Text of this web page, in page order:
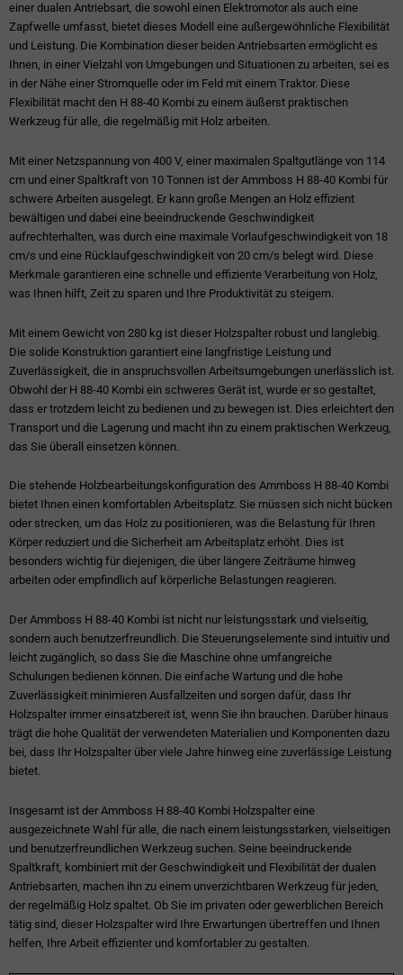
einer dualen Antriebsart, die sowohl einen Elektromotor als auch eine
Zapfwelle umfasst, bietet dieses Modell eine außergewöhnliche Flexibilität
und Leistung. Die Kombination dieser beiden Antriebsarten ermöglicht es
Ihnen, in einer Vielzahl von Umgebungen und Situationen zu arbeiten, sei es
in der Nähe einer Stromquelle oder im Feld mit einem Traktor. Diese
Flexibilität macht den H 88-40 Kombi zu einem äußerst praktischen
Werkzeug für alle, die regelmäßig mit Holz arbeiten.
Mit einer Netzspannung von 400 V, einer maximalen Spaltgutlänge von 114
cm und einer Spaltkraft von 10 Tonnen ist der Ammboss H 88-40 Kombi für
schwere Arbeiten ausgelegt. Er kann große Mengen an Holz effizient
bewältigen und dabei eine beeindruckende Geschwindigkeit
aufrechterhalten, was durch eine maximale Vorlaufgeschwindigkeit von 18
cm/s und eine Rücklaufgeschwindigkeit von 20 cm/s belegt wird. Diese
Merkmale garantieren eine schnelle und effiziente Verarbeitung von Holz,
was Ihnen hilft, Zeit zu sparen und Ihre Produktivität zu steigern.
Mit einem Gewicht von 280 kg ist dieser Holzspalter robust und langlebig.
Die solide Konstruktion garantiert eine langfristige Leistung und
Zuverlässigkeit, die in anspruchsvollen Arbeitsumgebungen unerlässlich ist.
Obwohl der H 88-40 Kombi ein schweres Gerät ist, wurde er so gestaltet,
dass er trotzdem leicht zu bedienen und zu bewegen ist. Dies erleichtert den
Transport und die Lagerung und macht ihn zu einem praktischen Werkzeug,
das Sie überall einsetzen können.
Die stehende Holzbearbeitungskonfiguration des Ammboss H 88-40 Kombi
bietet Ihnen einen komfortablen Arbeitsplatz. Sie müssen sich nicht bücken
oder strecken, um das Holz zu positionieren, was die Belastung für Ihren
Körper reduziert und die Sicherheit am Arbeitsplatz erhöht. Dies ist
besonders wichtig für diejenigen, die über längere Zeiträume hinweg
arbeiten oder empfindlich auf körperliche Belastungen reagieren.
Der Ammboss H 88-40 Kombi ist nicht nur leistungsstark und vielseitig,
sondern auch benutzerfreundlich. Die Steuerungselemente sind intuitiv und
leicht zugänglich, so dass Sie die Maschine ohne umfangreiche
Schulungen bedienen können. Die einfache Wartung und die hohe
Zuverlässigkeit minimieren Ausfallzeiten und sorgen dafür, dass Ihr
Holzspalter immer einsatzbereit ist, wenn Sie ihn brauchen. Darüber hinaus
trägt die hohe Qualität der verwendeten Materialien und Komponenten dazu
bei, dass Ihr Holzspalter über viele Jahre hinweg eine zuverlässige Leistung
bietet.
Insgesamt ist der Ammboss H 88-40 Kombi Holzspalter eine
ausgezeichnete Wahl für alle, die nach einem leistungsstarken, vielseitigen
und benutzerfreundlichen Werkzeug suchen. Seine beeindruckende
Spaltkraft, kombiniert mit der Geschwindigkeit und Flexibilität der dualen
Antriebsarten, machen ihn zu einem unverzichtbaren Werkzeug für jeden,
der regelmäßig Holz spaltet. Ob Sie im privaten oder gewerblichen Bereich
tätig sind, dieser Holzspalter wird Ihre Erwartungen übertreffen und Ihnen
helfen, Ihre Arbeit effizienter und komfortabler zu gestalten.